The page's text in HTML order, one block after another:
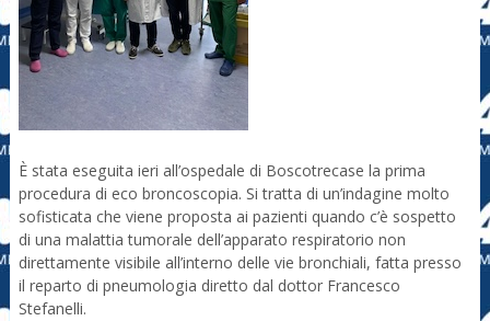
È stata eseguita ieri all’ospedale di Boscotrecase la prima
procedura di eco broncoscopia. Si tratta di un’indagine molto
sofisticata che viene proposta ai pazienti quando c’è sospetto
di una malattia tumorale dell’apparato respiratorio non
direttamente visibile all’interno delle vie bronchiali, fatta presso
il reparto di pneumologia diretto dal dottor Francesco
Stefanelli.